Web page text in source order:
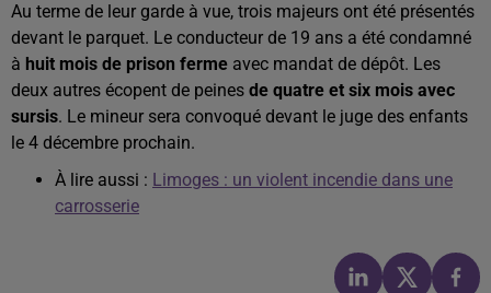
Au terme de leur garde à vue, trois majeurs ont été présentés
devant le parquet. Le conducteur de 19 ans a été condamné
à huit mois de prison ferme avec mandat de dépôt. Les
deux autres écopent de peines de quatre et six mois avec
sursis. Le mineur sera convoqué devant le juge des enfants
le 4 décembre prochain.
À lire aussi : Limoges : un violent incendie dans une
carrosserie